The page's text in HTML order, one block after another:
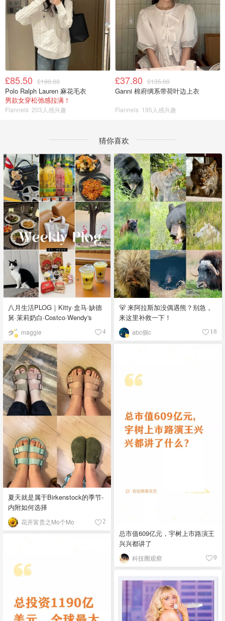
£85.50 £190.00
Polo Ralph Lauren 麻花毛衣
男款女穿松弛感拉满！
Flannels 203人感兴趣
£37.80 £135.00
Ganni 棉府绸系带荷叶边上衣
Flannels 195人感兴趣
猜你喜欢
八月生活PLOG｜Kitty·盒马·缺德
舅·茉莉奶白·Costco·Wendy's
maggie 4
🐻 来阿拉斯加没偶遇熊？别急，
来这里补救一下！
abc個c 18
夏天就是属于Birkenstock的季节-
内附如何选择
花开富贵之Mo个Mo 2
总市值609亿元，宇树上市路演王
兴兴都讲了
科技圈观察 9